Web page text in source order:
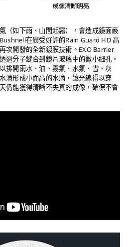
（如下雨、山間起霧），會造成鏡面嚴
在廣受好評的Rain Guard HD 高
次開發的全新鍍膜技術。EXO Barrier
過分子鍵合到鏡片玻璃中的微小細孔，
排開雨水、油、霧氣、水氣、雪、灰
滴形成小而高的水滴，讓光線得以穿
仍能獲得清晰不失真的成像，確保不會